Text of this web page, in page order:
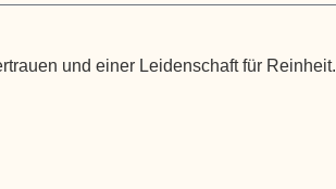
und einer Leidenschaft für Reinheit.